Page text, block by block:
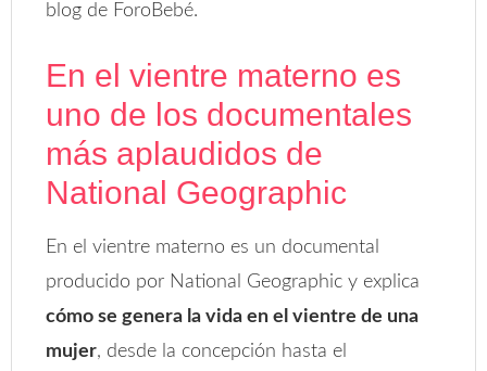
blog de ForoBebé.
En el vientre materno es
uno de los documentales
más aplaudidos de
National Geographic
En el vientre materno es un documental
producido por National Geographic y explica
cómo se genera la vida en el vientre de una
mujer, desde la concepción hasta el